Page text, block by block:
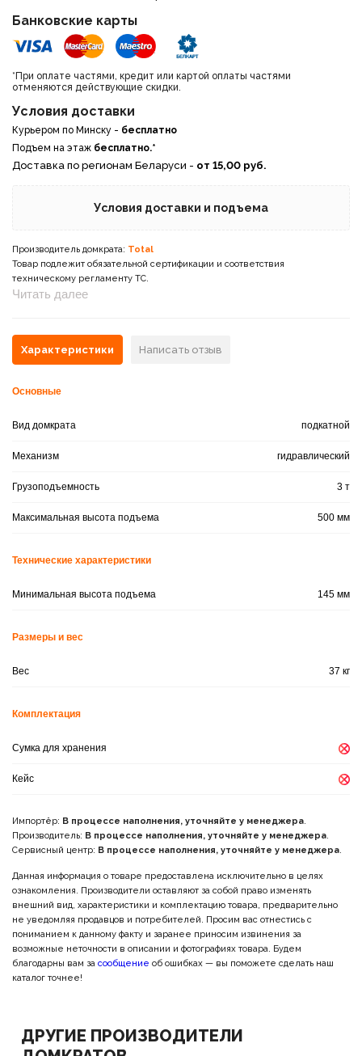
Банковские карты
*При оплате частями, кредит или картой оплаты частями
отменяются действующие скидки.
Условия доставки
Курьером по Минску - бесплатно
Подъем на этаж бесплатно.*
Доставка по регионам Беларуси - от 15,00 руб.
Условия доставки и подъема
Производитель домкрата: Total
Товар подлежит обязательной сертификации и соответствия
техническому регламенту ТС.
Читать далее
Характеристики Написать отзыв
Основные
Вид домкрата подкатной
Механизм гидравлический
Грузоподъемность 3 т
Максимальная высота подъема 500 мм
Технические характеристики
Минимальная высота подъема 145 мм
Размеры и вес
Вес 37 кг
Комплектация
Сумка для хранения
Кейс
Импортёр: В процессе наполнения, уточняйте у менеджера.
Производитель: В процессе наполнения, уточняйте у менеджера.
Сервисный центр: В процессе наполнения, уточняйте у менеджера.
Данная информация о товаре предоставлена исключительно в целях
ознакомления. Производители оставляют за собой право изменять
внешний вид, характеристики и комплектацию товара, предварительно
не уведомляя продавцов и потребителей. Просим вас отнестись с
пониманием к данному факту и заранее приносим извинения за
возможные неточности в описании и фотографиях товара. Будем
благодарны вам за сообщение об ошибках — вы поможете сделать наш
каталог точнее!
ДРУГИЕ ПРОИЗВОДИТЕЛИ